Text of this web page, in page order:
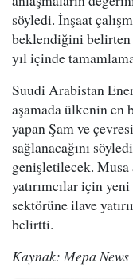
söyledi. İnşaat
beklendiğini belirten
yıl içinde
Suudi Arabistan
aşamada ülkenin
yapan Şam ve
sağlanacağını
genişletilecek. Musa
yatırımcılar için
sektörüne ilave
belirtti.
Kaynak: Mepa News